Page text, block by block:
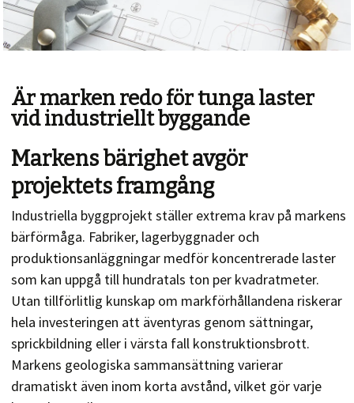
Är marken redo för tunga laster
vid industriellt byggande
Markens bärighet avgör
projektets framgång
Industriella byggprojekt ställer extrema krav på markens
bärförmåga. Fabriker, lagerbyggnader och
produktionsanläggningar medför koncentrerade laster
som kan uppgå till hundratals ton per kvadratmeter.
Utan tillförlitlig kunskap om markförhållandena riskerar
hela investeringen att äventyras genom sättningar,
sprickbildning eller i värsta fall konstruktionsbrott.
Markens geologiska sammansättning varierar
dramatiskt även inom korta avstånd, vilket gör varje